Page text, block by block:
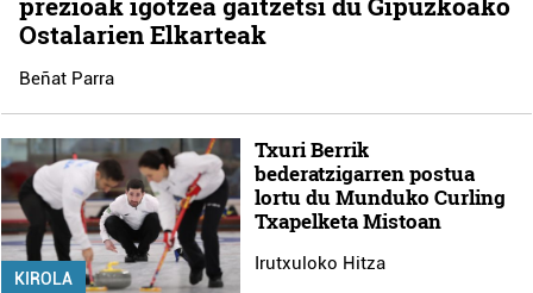
Ostalarien Elkarteak
Beñat Parra
KIROLA
Txuri Berrik
bederatzigarren postua
lortu du Munduko Curling
Txapelketa Mistoan
Irutxuloko Hitza